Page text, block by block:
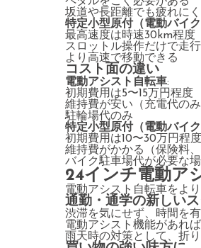
坂道や長距離でも疲れに
特定小型原付（電動バイク
最高速度は時速30km程度
スロットル操作だけで走
より高速で移動できる
コスト面の違い
電動アシスト自転車:
初期費用は5〜15万円程度
維持費が安い（充電代のみ
駐輪場代のみ
特定小型原付（電動バイク
初期費用は10〜30万円程度
維持費がかかる（保険料、
バイク駐車場代が必要な
24インチ電動ア
電動アシスト自転車をよ
通勤・通学の新しい
渋滞を気にせず、時間を
電動アシスト機能があれ
雨天時の対策として、折